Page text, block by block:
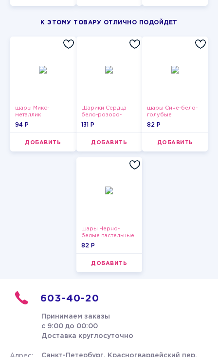
К ЭТОМУ ТОВАРУ ОТЛИЧНО ПОДОЙДЕТ
шары Микс-
металлик
94 P
ДОБАВИТЬ
Шарики Сердца
бело-розово-
красные
131 P
ДОБАВИТЬ
шары Сине-бело-
голубые
пастельные
82 P
ДОБАВИТЬ
шары Черно-
белые пастельные
82 P
ДОБАВИТЬ
603-40-20
Принимаем заказы
с 9:00 до 00:00
Доставка круглосуточно
Санкт-Петербург, Красногвардейский пер.